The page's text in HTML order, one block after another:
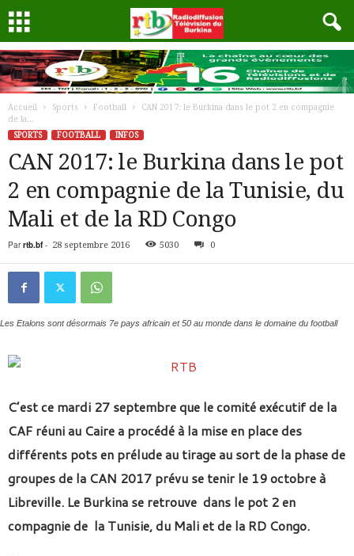
Accueil Sports Football
CAN 2017: le Burkina dans le pot 2 en compagnie
de la...
SPORTS
FOOTBALL INFOS
CAN 2017: le Burkina dans le pot
2 en compagnie de la Tunisie, du
Mali et de la RD Congo
Par rtb.bf- 28 septembre 2016 5030 0
Les Etalons sont désormais 7e pays africain et 50 au monde dans le domaine du football
C’est ce mardi 27 septembre que le comité exécutif de la
CAF réuni au Caire a procédé à la mise en place des
différents pots en prélude au tirage au sort de la phase de
groupes de la CAN 2017 prévu se tenir le 19 octobre à
Libreville. Le Burkina se retrouve dans le pot 2 en
compagnie de la Tunisie, du Mali et de la RD Congo.